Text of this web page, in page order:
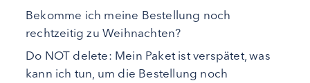
Bekomme ich meine Bestellung noch
rechtzeitig zu Weihnachten?
Do NOT delete: Mein Paket ist verspätet, was
kann ich tun, um die Bestellung noch